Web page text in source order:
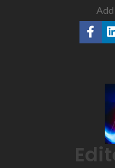
Add